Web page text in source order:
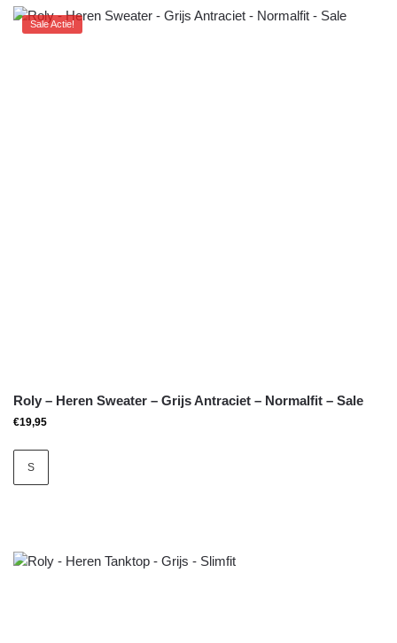
Sale Actie!
Roly – Heren Sweater – Grijs Antraciet – Normalfit – Sale
€19,95
S